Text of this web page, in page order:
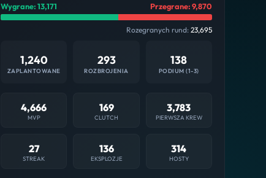
Wygrane: 13,171 Przegrane: 9,870
Rozegranych rund: 23,695
1,240
ZAPLANTOWANE
293
ROZBROJENIA
138
PODIUM (1-3)
4,666
MVP
169
CLUTCH
3,783
PIERWSZA KREW
27
STREAK
136
EKSPLOZJE
314
HOSTY